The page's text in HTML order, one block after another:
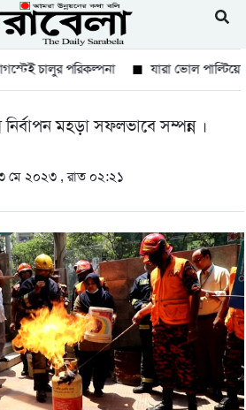
চালুর পরিকল্পনা
যারা ভোল পাল্টিয়েছে
মহড়া সফলভাবে সম্পন্ন ।
মে ২০২৩ , রাত ০২:২১